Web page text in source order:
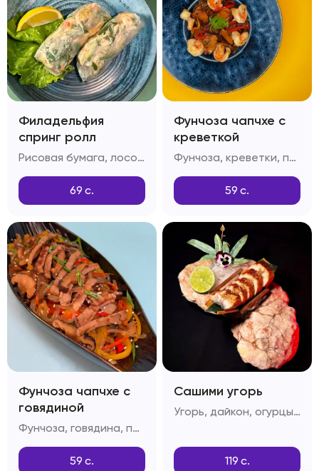
Филадельфия
спринг ролл
Рисовая бумага, лосось, огурец, тобико
69 с.
Фунчоза чапчхе с
креветкой
Фунчоза, креветки, перец болгарский, грибы шитаке, приправа дашида, кунжутное масло
59 с.
Фунчоза чапчхе с
говядиной
Фунчоза, говядина, перец болгарский, грибы шитаке, приправа дашида, кунжутное масло
59 с.
Сашими угорь
Угорь, дайкон, огурцы, лимон
119 с.